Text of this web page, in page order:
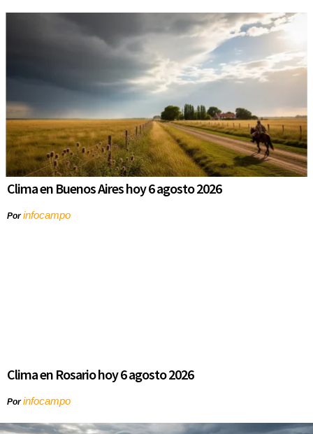
Clima en Buenos Aires hoy 6 agosto 2026
Porinfocampo
Clima en Rosario hoy 6 agosto 2026
Porinfocampo